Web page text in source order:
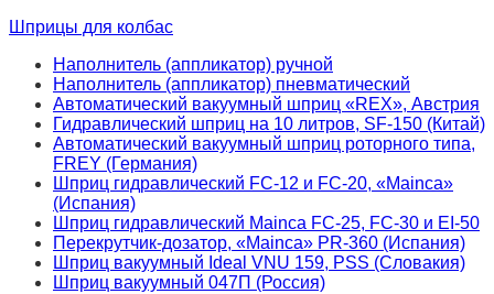
Шприцы для колбас
Наполнитель (аппликатор) ручной
Наполнитель (аппликатор) пневматический
Автоматический вакуумный шприц «REX», Австрия
Гидравлический шприц на 10 литров, SF-150 (Китай)
Автоматический вакуумный шприц роторного типа,
FREY (Германия)
Шприц гидравлический FC-12 и FC-20, «Mainca»
(Испания)
Шприц гидравлический Mainca FC-25, FC-30 и EI-50
Перекрутчик-дозатор, «Mainca» PR-360 (Испания)
Шприц вакуумный Ideal VNU 159, PSS (Словакия)
Шприц вакуумный 047П (Россия)